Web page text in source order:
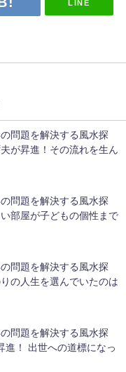
LINE
問題を解決する風水探
が昇進！その流れを生ん
問題を解決する風水探
部屋が子どもの個性まで
問題を解決する風水探
の人生を選んでいたのは
問題を解決する風水探
進！ 出世への道標になっ